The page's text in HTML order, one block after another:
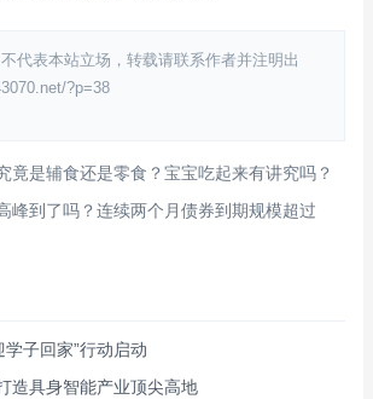
代表本站立场，转载请联系作者并注明出
?p=38
竟是辅食还是零食？宝宝吃起来有讲究吗？
峰到了吗？连续两个月债券到期规模超过
子回家”行动启动
造具身智能产业顶尖高地